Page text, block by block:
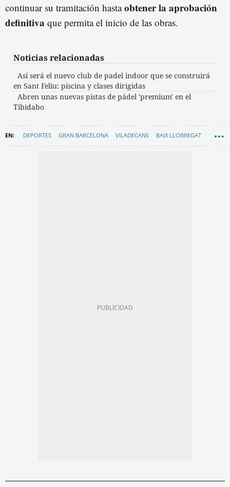
continuar su tramitación hastaobtener la aprobación
definitiva que permita el inicio de las obras.
Noticias relacionadas
Así será el nuevo club de padel indoor que se construirá
en Sant Feliu: piscina y clases dirigidas
Abren unas nuevas pistas de pádel 'premium' en el
Tibidabo
DEPORTES GRAN BARCELONA VILADECANS BAIX LLOBREGAT